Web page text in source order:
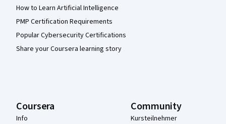
How to Learn Artificial Intelligence
PMP Certification Requirements
Popular Cybersecurity Certifications
Share your Coursera learning story
Coursera
Info
Community
Kursteilnehmer